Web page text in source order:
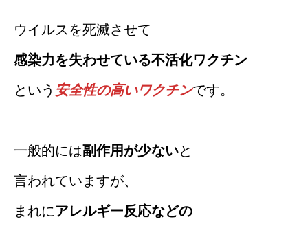
ウイルスを死滅させて
感染力を失わせている不活化ワクチン
という 安全性の高いワクチンです。
一般的には副作用が少ないと
言われていますが、
まれにアレルギー反応などの